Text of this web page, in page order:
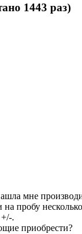
1443 раз)
мне
пробу
.
приобрести?